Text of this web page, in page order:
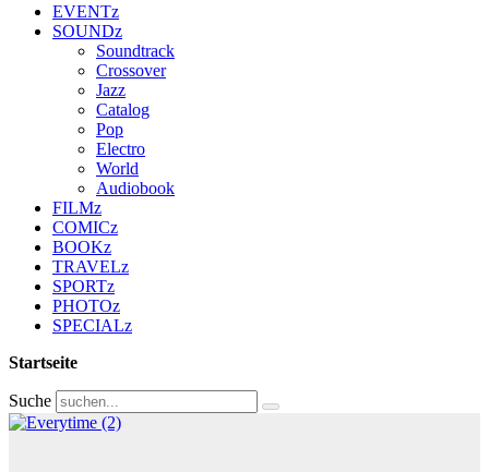
EVENTz
SOUNDz
Soundtrack
Crossover
Jazz
Catalog
Pop
Electro
World
Audiobook
FILMz
COMICz
BOOKz
TRAVELz
SPORTz
PHOTOz
SPECIALz
Startseite
Suche